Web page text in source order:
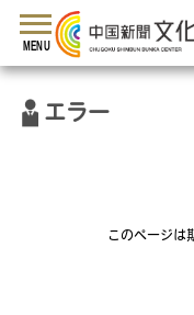
toggle
navigation
MENU
エラー
このページは